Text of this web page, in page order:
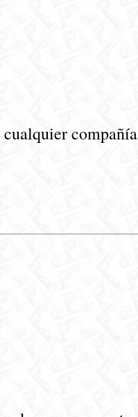
cualquier compañía